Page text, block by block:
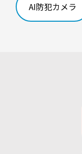
AI防犯カメラ